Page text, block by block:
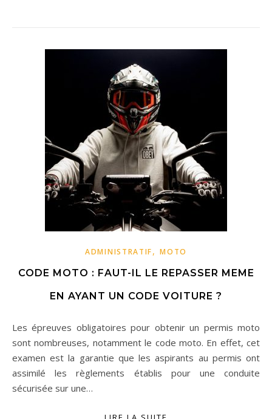
ADMINISTRATIF,MOTO
CODE MOTO : FAUT-IL LE REPASSER MEME
EN AYANT UN CODE VOITURE ?
Les épreuves obligatoires pour obtenir un permis moto
sont nombreuses, notamment le code moto. En effet, cet
examen est la garantie que les aspirants au permis ont
assimilé les règlements établis pour une conduite
sécurisée sur une…